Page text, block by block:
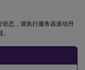
态，请执行服务器滚动升